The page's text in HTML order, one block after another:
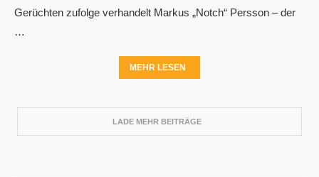
Gerüchten zufolge verhandelt Markus „Notch“ Persson – der
…
MEHR LESEN
LADE MEHR BEITRÄGE